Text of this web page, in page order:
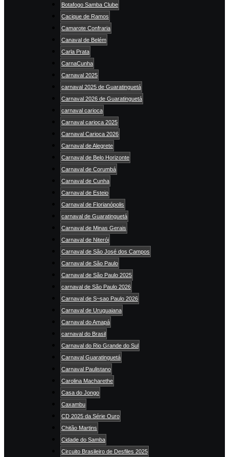
Botafogo Samba Clube
Cacique de Ramos
Camarote Confraria
Canaval de Belém
Carla Prata
CarnaCunha
Carnaval 2025
carnaval 2025 de Guaratinguetá
Carnaval 2026 de Guaratinguetá
carnaval carioca
Carnaval carioca 2025
Carnaval Carioca 2026
Carnaval de Alegrete
Carnaval de Belo Horizonte
Carnaval de Corumbá
Carnaval de Cunha
Carnaval de Esteio
Carnaval de Florianópolis
carnaval de Guaratinguetá
Carnaval de Minas Gerais
Carnaval de Niterói
Carnaval de São José dos Campos
Carnaval de São Paulo
Carnaval de São Paulo 2025
carnaval de São Paulo 2026
Carnaval de S~sao Paulo 2026
Carnaval de Uruguaiana
Carnaval do Amapá
carnaval do Brasil
Carnaval do Rio Grande do Sul
Carnaval Guaratinguetá
Carnaval Paulistano
Carolina Macharethe
Casa do Jongo
Caxambu
CD 2025 da Série Ouro
Chitão Martins
Cidade do Samba
Circuito Brasileiro de Desfiles 2025